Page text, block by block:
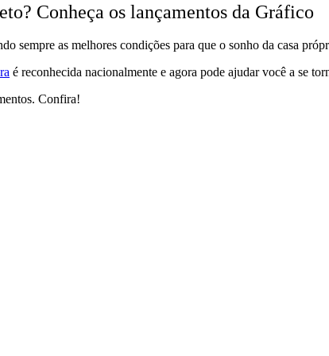
? Conheça os lançamentos da Gráfico
sempre as melhores condições para que o sonho da casa
é reconhecida nacionalmente e agora pode ajudar você a se
Confira!